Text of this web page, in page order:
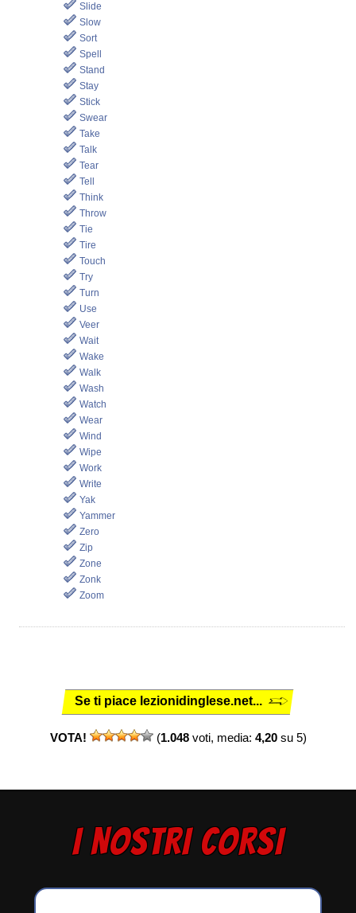
Slide
Slow
Sort
Spell
Stand
Stay
Stick
Swear
Take
Talk
Tear
Tell
Think
Throw
Tie
Tire
Touch
Try
Turn
Use
Veer
Wait
Wake
Walk
Wash
Watch
Wear
Wind
Wipe
Work
Write
Yak
Yammer
Zero
Zip
Zone
Zonk
Zoom
Se ti piace lezionidinglese.net...
VOTA! (1.048voti, media: 4,20su 5)
I NOSTRI CORSI